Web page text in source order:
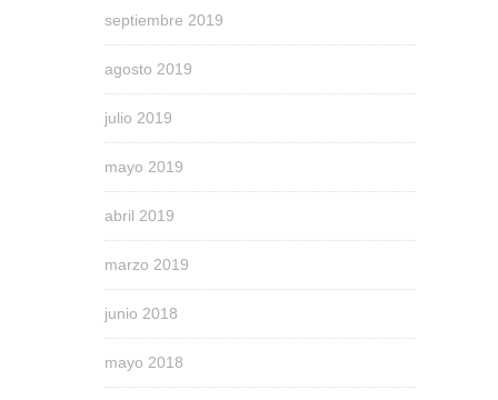
septiembre 2019
agosto 2019
julio 2019
mayo 2019
abril 2019
marzo 2019
junio 2018
mayo 2018